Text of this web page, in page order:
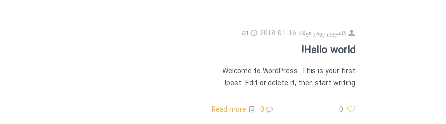
کاسپین پودر فولاد at 2018-01-16
Hello world!
Welcome to WordPress. This is your first
post. Edit or delete it, then start writing!
0
0
Read more